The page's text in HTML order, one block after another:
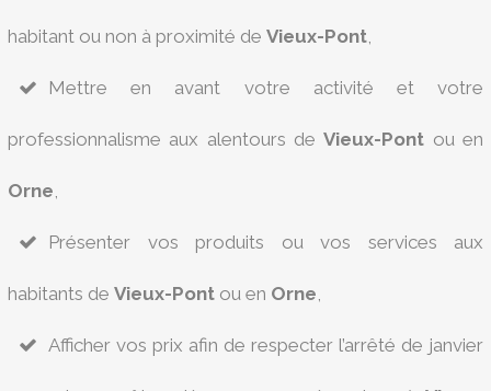
habitant ou non à proximité de Vieux-Pont,
Mettre en avant votre activité et votre
professionnalisme aux alentours deVieux-Pont ou en
Orne,
Présenter vos produits ou vos services aux
habitants de Vieux-Pont ou en Orne,
Afficher vos prix afin de respecter l’arrêté de janvier